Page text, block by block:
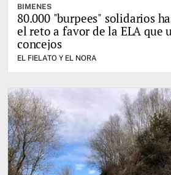
BIMENES
80.000 "burpees" solidarios
el reto a favor de la ELA que
concejos
EL FIELATO Y EL NORA